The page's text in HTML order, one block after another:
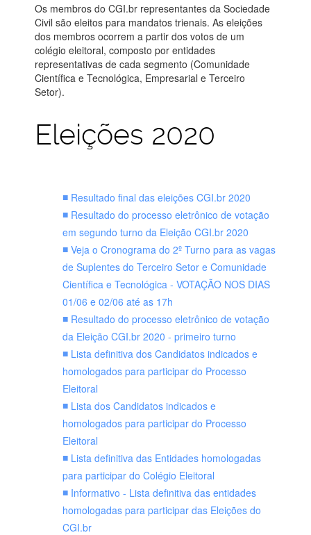
Os membros do CGI.br representantes da Sociedade
Civil são eleitos para mandatos trienais. As eleições
dos membros ocorrem a partir dos votos de um
colégio eleitoral, composto por entidades
representativas de cada segmento (Comunidade
Científica e Tecnológica, Empresarial e Terceiro
Setor).
Eleições 2020
Resultado final das eleições CGI.br 2020
Resultado do processo eletrônico de votação
em segundo turno da Eleição CGI.br 2020
Veja o Cronograma do 2º Turno para as vagas
de Suplentes do Terceiro Setor e Comunidade
Científica e Tecnológica - VOTAÇÃO NOS DIAS
01/06 e 02/06 até as 17h
Resultado do processo eletrônico de votação
da Eleição CGI.br 2020 - primeiro turno
Lista definitiva dos Candidatos indicados e
homologados para participar do Processo
Eleitoral
Lista dos Candidatos indicados e
homologados para participar do Processo
Eleitoral
Lista definitiva das Entidades homologadas
para participar do Colégio Eleitoral
Informativo - Lista definitiva das entidades
homologadas para participar das Eleições do
CGI.br